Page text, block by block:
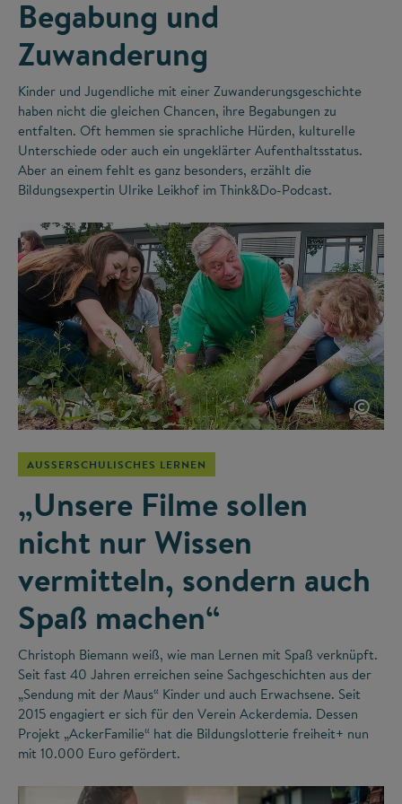
Begabung und
Zuwanderung
Kinder und Jugendliche mit einer Zuwanderungsgeschichte
haben nicht die gleichen Chancen, ihre Begabungen zu
entfalten. Oft hemmen sie sprachliche Hürden, kulturelle
Unterschiede oder auch ein ungeklärter Aufenthaltsstatus.
Aber an einem fehlt es ganz besonders, erzählt die
Bildungsexpertin Ulrike Leikhof im Think&Do-Podcast.
©
AUSSERSCHULISCHES LERNEN
„Unsere Filme sollen
nicht nur Wissen
vermitteln, sondern auch
Spaß machen“
Christoph Biemann weiß, wie man Lernen mit Spaß verknüpft.
Seit fast 40 Jahren erreichen seine Sachgeschichten aus der
„Sendung mit der Maus“ Kinder und auch Erwachsene. Seit
2015 engagiert er sich für den Verein Ackerdemia. Dessen
Projekt „AckerFamilie“ hat die Bildungslotterie freiheit+ nun
mit 10.000 Euro gefördert.